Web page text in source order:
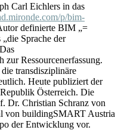
Carl Eichlers in das
p/bim-
definierte BIM „=
Sprache der
zur Ressourcenerfassung.
transdisziplinäre
Heute publiziert der
Österreich. Die
Dr. Christian Schranz von
von buildingSMART Austria
der Entwicklung vor.